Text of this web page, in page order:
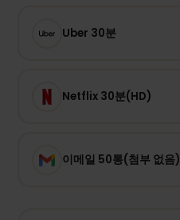
Uber 30분
Netflix 30분(HD)
이메일 50통(첨부 없음)